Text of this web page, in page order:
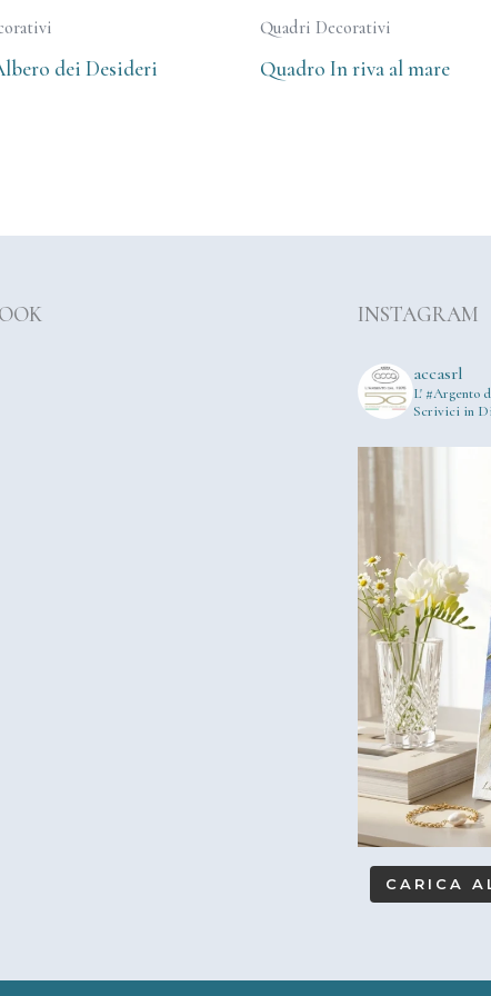
dei Desideri
Quadri Decorativi
Quadro In riva al mare
INSTAGRAM
accasrl
L' #Argento
Scrivici in
CARICA